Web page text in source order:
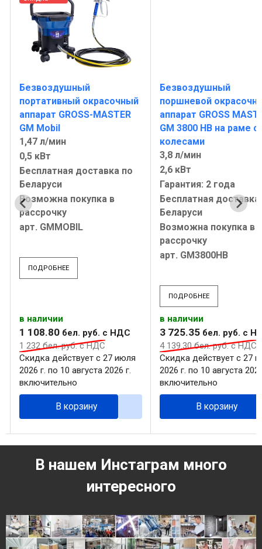
Безвоздушный
портативный окрасочный
аппарат GROSS-MASTER
GM Mobil
1,47 л/мин
0,5 кВт
Бесплатная доставка по
Беларуси
Возможна покупка в
рассрочку
арт. GMMOBIL
ПОДРОБНЕЕ
в наличии
1 108.80 бел. руб. с НДС
1 232бел. руб. с НДС
Скидка действует с 27 июля
2026 г. по 10 августа 2026 г.
включительно
В корзину
Безвоздушный
поршневой
аппарат GROSS
GM 3800 HB на раме с
колесами
3,8 л/мин
2,6 кВт
Гарантия: 2 года
Бесплатная доставка
Беларуси
Возможна покупка в
рассрочку
арт. GM3800HB
ПОДРОБНЕЕ
в наличии
3 725.35 бел. руб. с
4 139.30бел. руб. с НДС
Скидка действует с 27
2026 г. по 10 августа
включительно
В корзину
В нашем Инстаграм много
интересного